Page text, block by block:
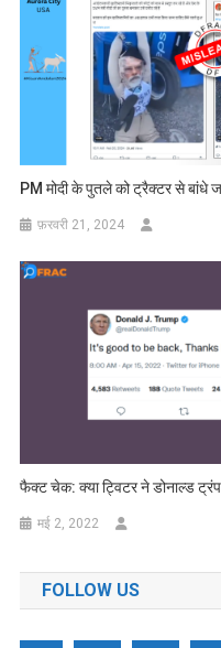
PM मोदी के पुतले को ट्रैक्टर से बांधे
फ़रवरी 21, 2024
फैक्ट चेक: क्या ट्विटर ने डोनाल्ड ट्रंप
मई 2, 2022
FOLLOW US